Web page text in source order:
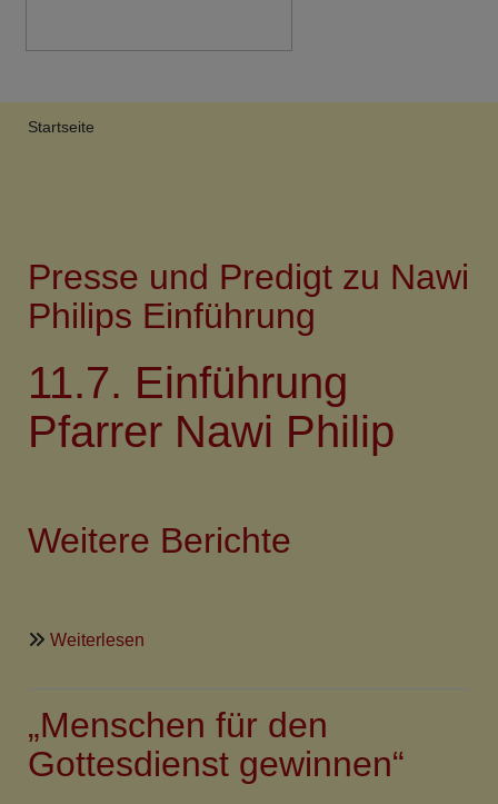
Breadcrumb
Startseite
Presse und Predigt zu Nawi
Philips Einführung
11.7. Einführung
Pfarrer Nawi Philip
Weitere Berichte
Weiterlesen
Predigt
Nawi
„Menschen für den
Gottesdienst gewinnen“